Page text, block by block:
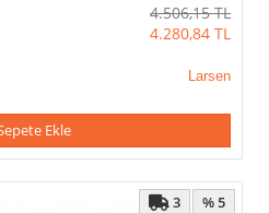
4.506,15 TL
4.280,84 TL
Larsen
Ekle
% 5
3